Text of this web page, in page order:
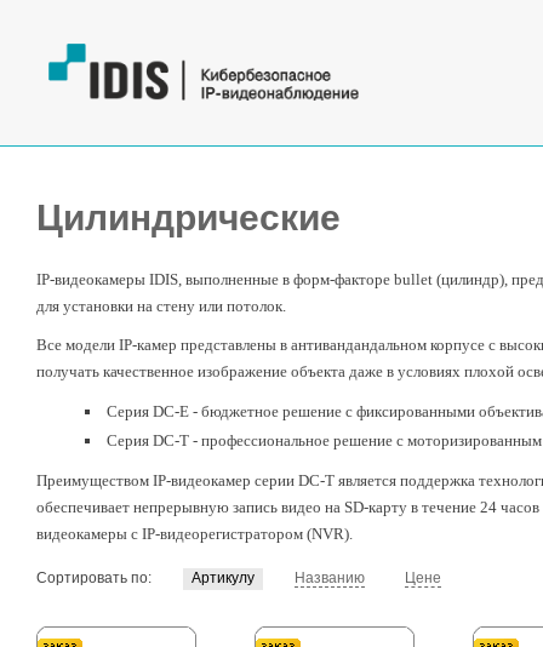
Цилиндрические
IP-видеокамеры IDIS, выполненные в форм-факторе bullet (цилиндр),
для установки на стену или потолок.
Все модели IP-камер представлены в антивандандальном корпусе с
получать качественное изображение объекта даже в условиях плохой
Серия DC-E - бюджетное решение с фиксированными
Серия DC-T - профессиональное решение с
Преимуществом IP-видеокамер серии DC-T является поддержка
обеспечивает непрерывную запись видео на SD-карту в течение 24
видеокамеры с IP-видеорегистратором (NVR).
Сортировать по: Артикулу Названию Цене